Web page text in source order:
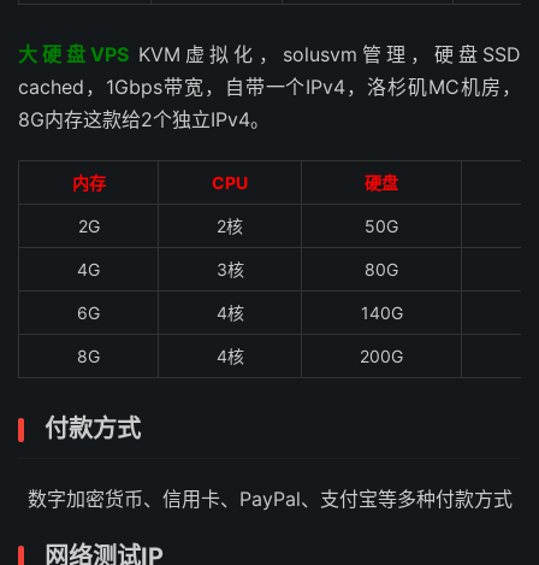
大硬盘VPS KVM虚拟化，solusvm管理，硬盘SSD
cached，1Gbps带宽，自带一个IPv4，洛杉矶MC机房，
8G内存这款给2个独立IPv4。
内存 CPU 硬盘
2G 2核 50G
4G 3核 80G
6G 4核 140G
8G 4核 200G
付款方式
数字加密货币、信用卡、PayPal、支付宝等多种付款方式
网络测试IP